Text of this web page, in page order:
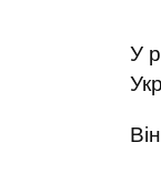
У
Він